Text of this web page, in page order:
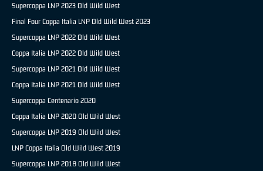
Supercoppa LNP 2023 Old Wild West
Final Four Coppa Italia LNP Old Wild West 2023
Supercoppa LNP 2022 Old Wild West
Coppa Italia LNP 2022 Old Wild West
Supercoppa LNP 2021 Old Wild West
Coppa Italia LNP 2021 Old Wild West
Supercoppa Centenario 2020
Coppa Italia LNP 2020 Old Wild West
Supercoppa LNP 2019 Old Wild West
LNP Coppa Italia Old Wild West 2019
Supercoppa LNP 2018 Old Wild West